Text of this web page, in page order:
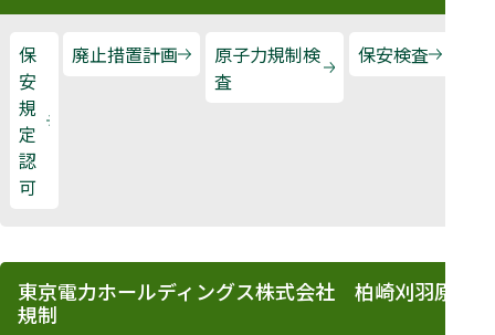
保
安
規
定
認
可
廃止措置計画
原子力規制検
査
保安検査
東京電力ホールディングス株式会社 柏崎刈羽原子
規制